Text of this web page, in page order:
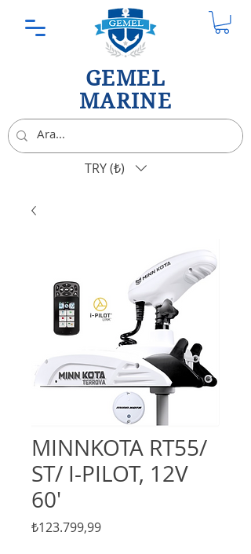
TRY (₺)
GEMEL
MARINE
MINNKOTA RT55/
ST/ I-PILOT, 12V
60'
₺123.799,99Fiyat